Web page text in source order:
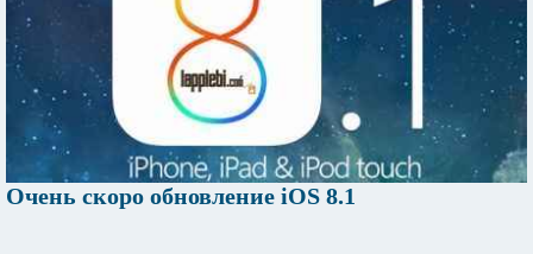
Очень скоро обновление iOS 8.1